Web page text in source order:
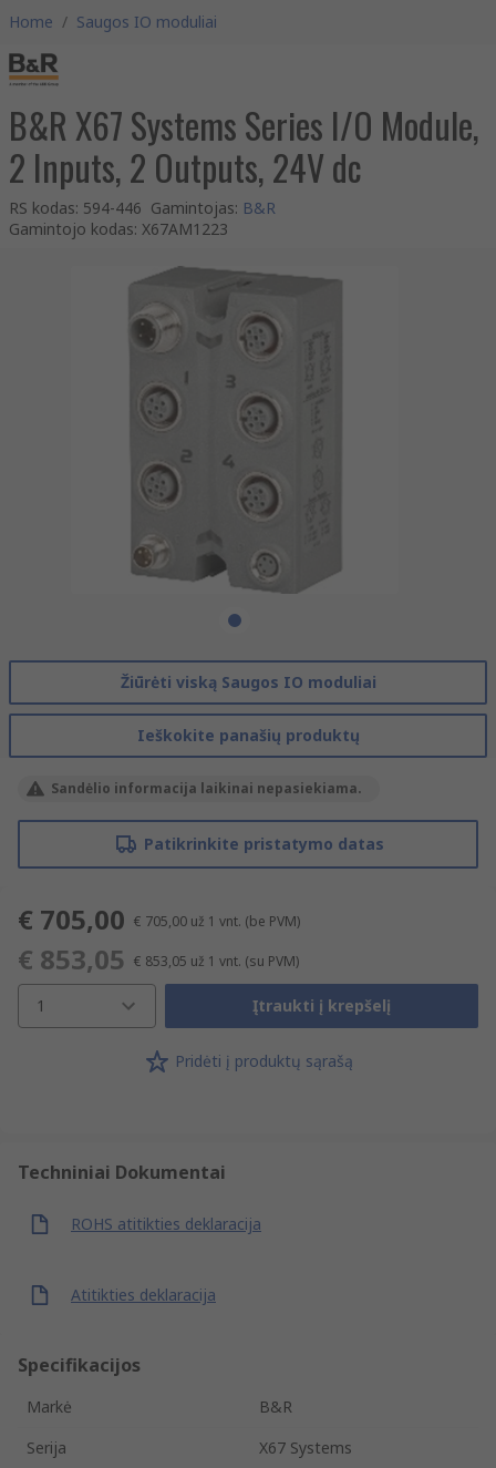
Home / Saugos IO moduliai
B&R X67 Systems Series I/O Module,
2 Inputs, 2 Outputs, 24V dc
RS kodas: 594-446 Gamintojas: B&R
Gamintojo kodas: X67AM1223
Žiūrėti viską Saugos IO moduliai
Ieškokite panašių produktų
Sandėlio informacija laikinai nepasiekiama.
Patikrinkite pristatymo datas
€ 705,00 € 705,00 už 1 vnt. (be PVM)
€ 853,05 € 853,05 už 1 vnt. (su PVM)
1 Įtraukti į krepšelį
Pridėti į produktų sąrašą
Techniniai Dokumentai
ROHS atitikties deklaracija
Atitikties deklaracija
Specifikacijos
Markė
B&R
Serija
X67 Systems